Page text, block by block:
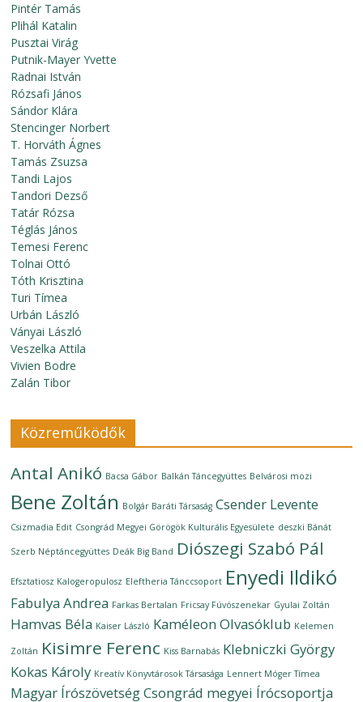
Pintér Tamás
Plihál Katalin
Pusztai Virág
Putnik-Mayer Yvette
Radnai István
Rózsafi János
Sándor Klára
Stencinger Norbert
T. Horváth Ágnes
Tamás Zsuzsa
Tandi Lajos
Tandori Dezső
Tatár Rózsa
Téglás János
Temesi Ferenc
Tolnai Ottó
Tóth Krisztina
Turi Tímea
Urbán László
Ványai László
Veszelka Attila
Vivien Bodre
Zalán Tibor
Közreműködők
Antal Anikó Bacsa Gábor Balkán Táncegyüttes Belvárosi mozi
Bene Zoltán Bolgár Baráti Társaság Csender Levente
Csizmadia Edit Csongrád Megyei Görögök Kulturális Egyesülete deszki Bánát
Szerb Néptáncegyüttes Deák Big Band Diószegi Szabó Pál
Efsztatiosz Kalogeropulosz Eleftheria Tánccsoport Enyedi Ildikó
Fabulya Andrea Farkas Bertalan Fricsay Fúvószenekar Gyulai Zoltán
Hamvas Béla Kaiser László Kaméleon Olvasóklub Kelemen
Zoltán Kisimre Ferenc Kiss Barnabás Klebniczki György
Kokas Károly Kreatív Könyvtárosok Társasága Lennert Móger Tímea
Magyar Írószövetség Csongrád megyei Írócsoportja